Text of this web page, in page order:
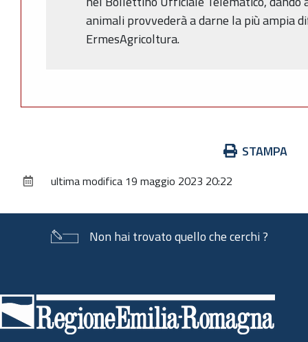
animali provvederà a darne la più ampia
ErmesAgricoltura.
documento
STAMPA
ultima modifica 19 maggio 2023 20:22
Non hai trovato quello che cerchi ?
di
pagina